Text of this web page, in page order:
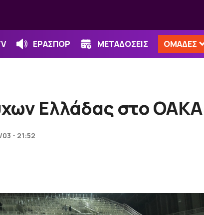
ΕΡΑΣΠΟΡ ΜΕΤΑΔΟΣΕΙΣ ΟΜΑΔΕΣ
Ελλάδας στο
- 21:52